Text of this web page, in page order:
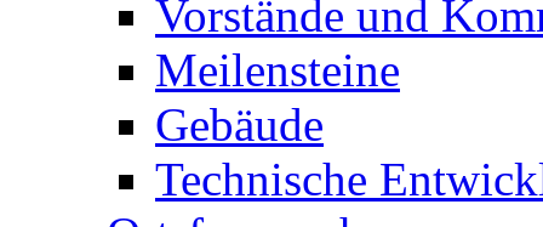
Vorstände und
Meilensteine
Gebäude
Technische